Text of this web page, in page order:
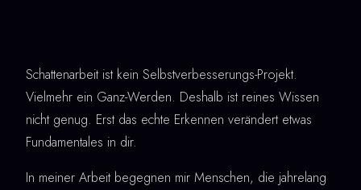
Schattenarbeit ist kein Selbstverbesserungs-Projekt.
Vielmehr ein Ganz-Werden. Deshalb ist reines Wissen
nicht genug. Erst das echte Erkennen verändert etwas
Fundamentales in dir.
In meiner Arbeit begegnen mir Menschen, die jahrelang